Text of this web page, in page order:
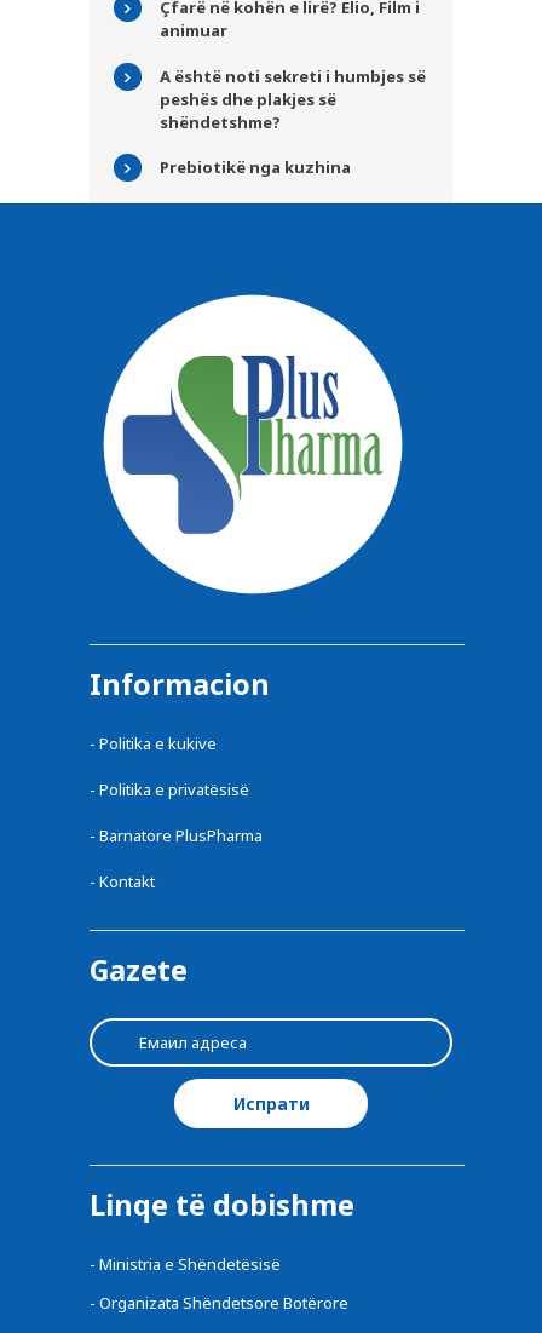
Çfarë në kohën e lirë? Elio, Film i
animuar
A është noti sekreti i humbjes së
peshës dhe plakjes së
shëndetshme?
Prebiotikë nga kuzhina
Informacion
- Politika e kukive
- Politika e privatësisë
- Barnatore PlusPharma
- Kontakt
Gazete
Linqe të dobishme
- Ministria e Shëndetësisë
- Organizata Shëndetsore Botërore